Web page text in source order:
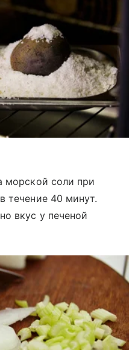
морской соли при
течение 40 минут.
вкус у печеной